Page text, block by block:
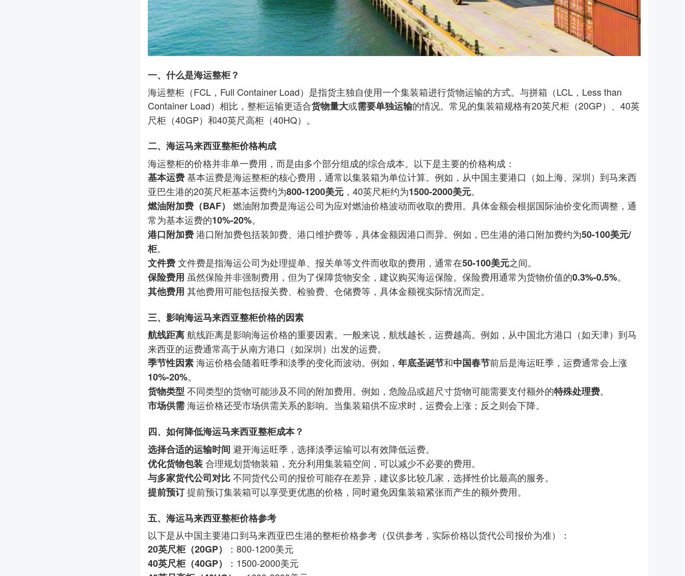
一、什么是海运整柜？
海运整柜（FCL，Full Container Load）是指货主独自使用一个集装箱进行货物运输的方式。与拼箱（LCL，Less than
Container Load）相比，整柜运输更适合货物量大或需要单独运输的情况。常见的集装箱规格有20英尺柜（20GP）、40英
尺柜（40GP）和40英尺高柜（40HQ）。
二、海运马来西亚整柜价格构成
海运整柜的价格并非单一费用，而是由多个部分组成的综合成本。以下是主要的价格构成：
基本运费基本运费是海运整柜的核心费用，通常以集装箱为单位计算。例如，从中国主要港口（如上海、深圳）到马来西
亚巴生港的20英尺柜基本运费约为800-1200美元 ，40英尺柜约为1500-2000美元。
燃油附加费（BAF）
燃油附加费是海运公司为应对燃油价格波动而收取的费用。具体金额会根据国际油价变化而调整，通
常为基本运费的10%-20%。
港口附加费港口附加费包括装卸费、港口维护费等，具体金额因港口而异。例如，巴生港的港口附加费约为50-100美元/
柜。
文件费文件费是指海运公司为处理提单、报关单等文件而收取的费用，通常在50-100美元之间。
保险费用 虽然保险并非强制费用，但为了保障货物安全，建议购买海运保险。保险费用通常为货物价值的0.3%-0.5%。
其他费用 其他费用可能包括报关费、检验费、仓储费等，具体金额视实际情况而定。
三、影响海运马来西亚整柜价格的因素
航线距离航线距离是影响海运价格的重要因素。一般来说，航线越长，运费越高。例如，从中国北方港口（如天津）到马
来西亚的运费通常高于从南方港口（如深圳）出发的运费。
季节性因素海运价格会随着旺季和淡季的变化而波动。例如，年底圣诞节和中国春节前后是海运旺季，运费通常会上涨
10%-20%。
货物类型不同类型的货物可能涉及不同的附加费用。例如，危险品或超尺寸货物可能需要支付额外的特殊处理费。
市场供需海运价格还受市场供需关系的影响。当集装箱供不应求时，运费会上涨；反之则会下降。
四、如何降低海运马来西亚整柜成本？
选择合适的运输时间 避开海运旺季，选择淡季运输可以有效降低运费。
优化货物包装合理规划货物装箱，充分利用集装箱空间，可以减少不必要的费用。
与多家货代公司对比不同货代公司的报价可能存在差异，建议多比较几家，选择性价比最高的服务。
提前预订提前预订集装箱可以享受更优惠的价格，同时避免因集装箱紧张而产生的额外费用。
五、海运马来西亚整柜价格参考
以下是从中国主要港口到马来西亚巴生港的整柜价格参考（仅供参考，实际价格以货代公司报价为准）：
20英尺柜（20GP）
：800-1200美元
40英尺柜（40GP）
：1500-2000美元